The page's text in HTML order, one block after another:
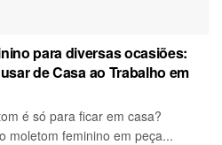
para diversas ocasiões:
de Casa ao Trabalho em
é só para ficar em casa?
moletom feminino em peça...